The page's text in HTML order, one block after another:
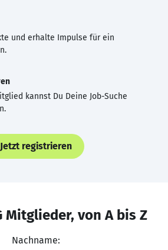
und erhalte Impulse für ein
kannst Du Deine Job-Suche
Jetzt registrieren
Mitglieder, von A bis Z
Nachname: